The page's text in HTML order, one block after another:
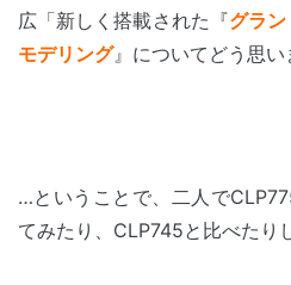
広「新しく搭載された『グラン
モデリング』についてどう思い
…ということで、二人で
てみたり、CLP745と比べたり